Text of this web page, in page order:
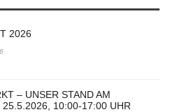
2026
– UNSER STAND AM
25.5.2026, 10:00-17:00 UHR